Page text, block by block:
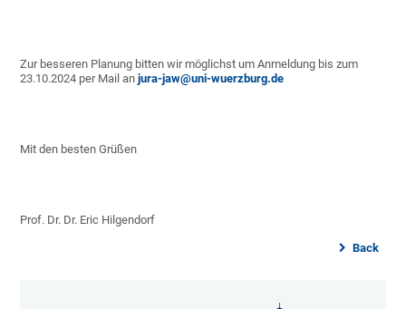
Zur besseren Planung bitten wir möglichst um Anmeldung bis zum
23.10.2024 per Mail anjura-jaw@uni-wuerzburg.de
Mit den besten Grüßen
Prof. Dr. Dr. Eric Hilgendorf
Back